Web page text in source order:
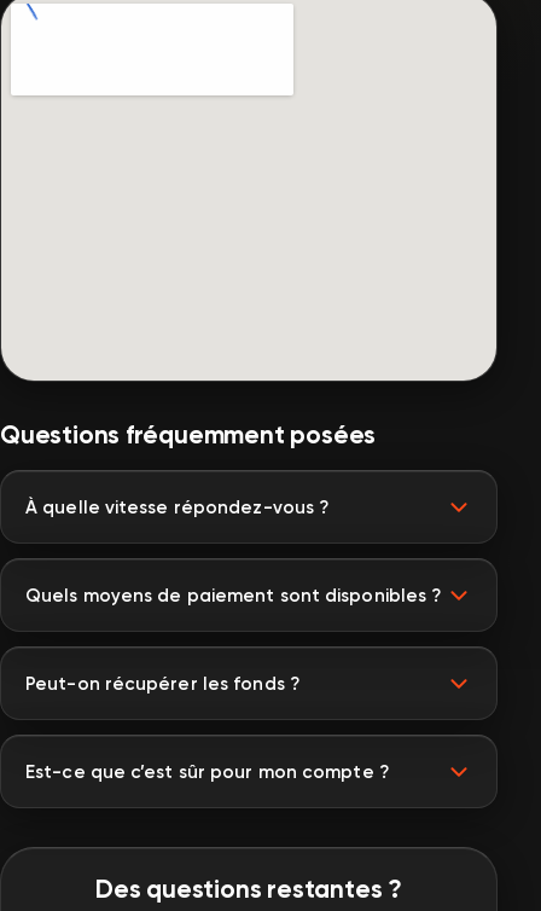
Questions fréquemment posées
À quelle vitesse répondez-vous ?
Quels moyens de paiement sont disponibles ?
Peut-on récupérer les fonds ?
Est-ce que c’est sûr pour mon compte ?
Des questions restantes ?